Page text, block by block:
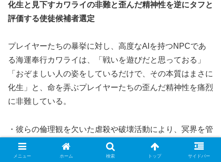
化生と見下すカワライの非難と歪んだ精神性を逆にタフと
評価する使徒候補者選定
プレイヤーたちの暴挙に対し、高度なAIを持つNPCであ
る海運奉行カワライは、「戦いを遊びだと思っておる」
「おぞましい人の姿をしているだけで、その本質はまさに
化生」と、命を弄ぶプレイヤーたちの歪んだ精神性を痛烈
に非難している。
・彼らの倫理観を欠いた虐殺や破壊活動により、冥界を管
理する神々は溢れかえる死者の魂の処理に追われ、過労
（残業）に苦しんでいる。
メニュー ホーム 検索 トップ サイドバー